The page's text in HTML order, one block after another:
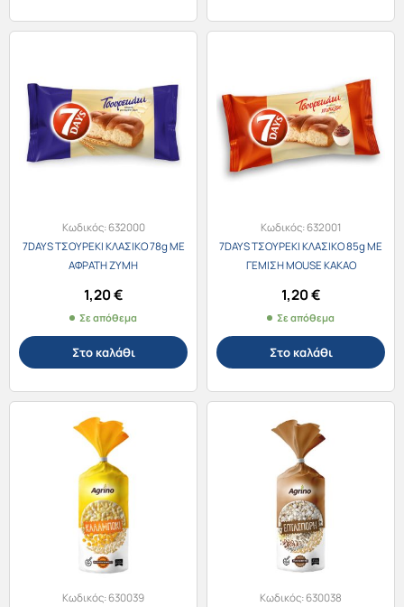
Κωδικός:632000
7DAYS ΤΣΟΥΡΕΚΙ ΚΛΑΣΙΚΟ 78g ΜΕ
ΑΦΡΑΤΗ ΖΥΜΗ
1,20€
Σε απόθεμα
Στο καλάθι
Κωδικός:632001
7DAYS ΤΣΟΥΡΕΚΙ ΚΛΑΣΙΚΟ 85g ΜΕ
ΓΕΜΙΣΗ MOUSE ΚΑΚΑΟ
1,20€
Σε απόθεμα
Στο καλάθι
Κωδικός:630039
Κωδικός:630038